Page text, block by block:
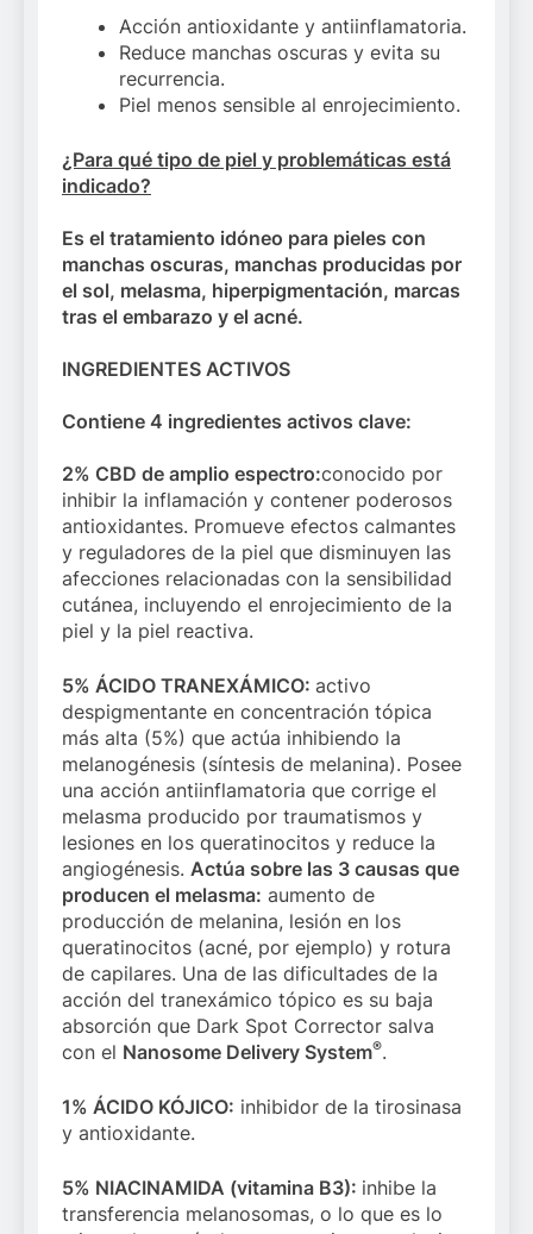
Acción antioxidante y antiinflamatoria.
Reduce manchas oscuras y evita su
recurrencia.
Piel menos sensible al enrojecimiento.
¿Para qué tipo de piel y problemáticas está
indicado?
Es el tratamiento idóneo para pieles con
manchas oscuras, manchas producidas por
el sol, melasma, hiperpigmentación, marcas
tras el embarazo y el acné.
INGREDIENTES ACTIVOS
Contiene 4 ingredientes activos clave:
2% CBD de amplio espectro:conocido por
inhibir la inflamación y contener poderosos
antioxidantes. Promueve efectos calmantes
y reguladores de la piel que disminuyen las
afecciones relacionadas con la sensibilidad
cutánea, incluyendo el enrojecimiento de la
piel y la piel reactiva.
5% ÁCIDO TRANEXÁMICO: activo
despigmentante en concentración tópica
más alta (5%) que actúa inhibiendo la
melanogénesis (síntesis de melanina). Posee
una acción antiinflamatoria que corrige el
melasma producido por traumatismos y
lesiones en los queratinocitos y reduce la
angiogénesis. Actúa sobre las 3 causas que
producen el melasma: aumento de
producción de melanina, lesión en los
queratinocitos (acné, por ejemplo) y rotura
de capilares. Una de las dificultades de la
acción del tranexámico tópico es su baja
absorción que Dark Spot Corrector salva
con el Nanosome Delivery System®.
1% ÁCIDO KÓJICO: inhibidor de la tirosinasa
y antioxidante.
5% NIACINAMIDA (vitamina B3): inhibe la
transferencia melanosomas, o lo que es lo